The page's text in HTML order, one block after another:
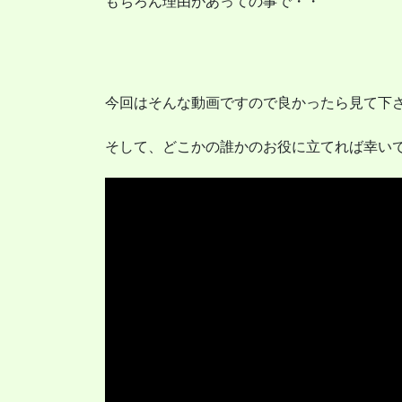
今回はそんな動画ですので良かったら見て下
そして、どこかの誰かのお役に立てれば幸い